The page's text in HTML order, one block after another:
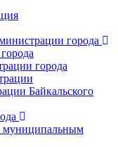
города
города
Байкальского
муниципальным